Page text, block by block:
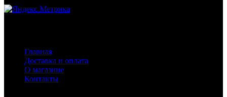
Главная
Доставка и оплата
О магазине
Контакты